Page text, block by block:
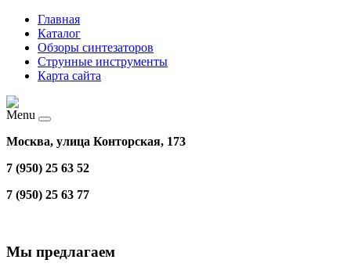
Главная
Каталог
Обзоры синтезаторов
Струнные инструменты
Карта сайта
Menu
Москва, улица Конторская, 173
7 (950) 25 63 52
7 (950) 25 63 77
Мы предлагаем